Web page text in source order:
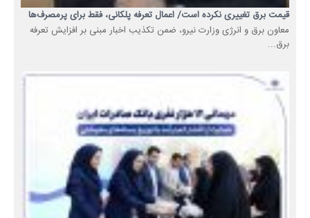
قیمت برق تغییری نکرده است/ اعمال تعرفه پلکانی، فقط برای پرمصرف‌ها
معاون برق و انرژی وزارت نیرو، ضمن تکذیب اخبار مبنی بر افزایش تعرفه
برق...